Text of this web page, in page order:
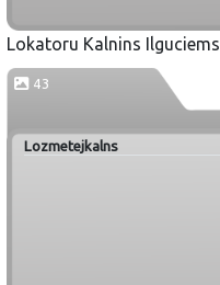
Lokatoru Kalnins Ilguciems
43
Lozmetejkalns